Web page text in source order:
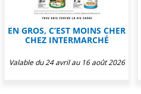
EN GROS, C’EST MOINS CHER
CHEZ INTERMARCHÉ
Valable du 24 avril au 16 août 2026